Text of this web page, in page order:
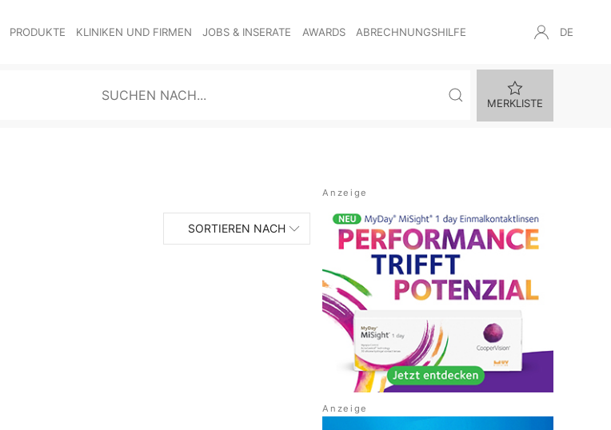
PRODUKTE KLINIKEN UND FIRMEN JOBS & INSERATE AWARDS ABRECHNUNGSHILFE DE
MERKLISTE
SORTIEREN NACH